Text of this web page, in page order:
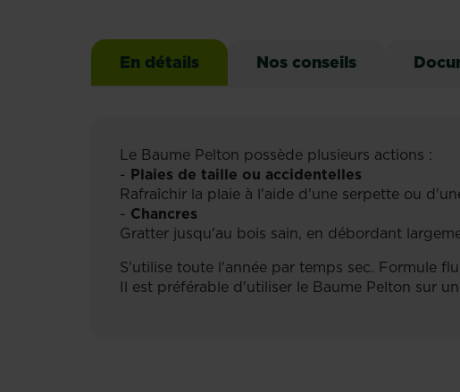
En détails Nos conseils
Le Baume Pelton possède plusieurs actions :
- Plaies de taille ou accidentelles
Rafraîchir la plaie à l'aide d'une serpette ou
- Chancres
Gratter jusqu'au bois sain, en débordant
S'utilise toute l'année par temps sec. Formule
Il est préférable d'utiliser le Baume Pelton sur